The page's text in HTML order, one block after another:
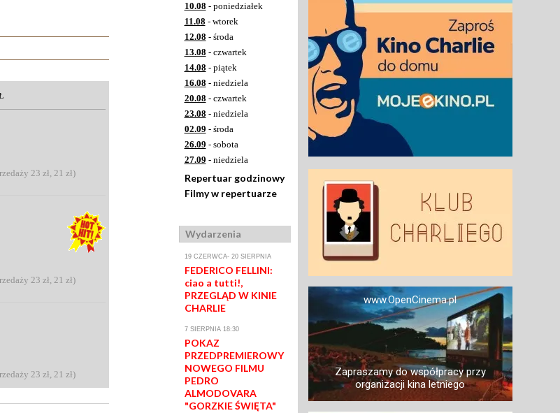
23 zł, 21 zł)
23 zł, 21 zł)
23 zł, 21 zł)
10.08 - poniedziałek
11.08 - wtorek
12.08 - środa
13.08 - czwartek
14.08 - piątek
16.08 - niedziela
20.08 - czwartek
23.08 - niedziela
02.09 - środa
26.09 - sobota
27.09 - niedziela
Repertuar godzinowy
Filmy w repertuarze
Wydarzenia
19 CZERWCA- 20 SIERPNIA
FEDERICO FELLINI:
ciao a tutti!,
PRZEGLĄD W KINIE
CHARLIE
7 SIERPNIA 18:30
POKAZ
PRZEDPREMIEROWY
NOWEGO FILMU
PEDRO
ALMODOVARA
"GORZKIE ŚWIĘTA"
www.OpenCinema.pl
Zapraszamy do współpracy przy
organizacji kina letniego